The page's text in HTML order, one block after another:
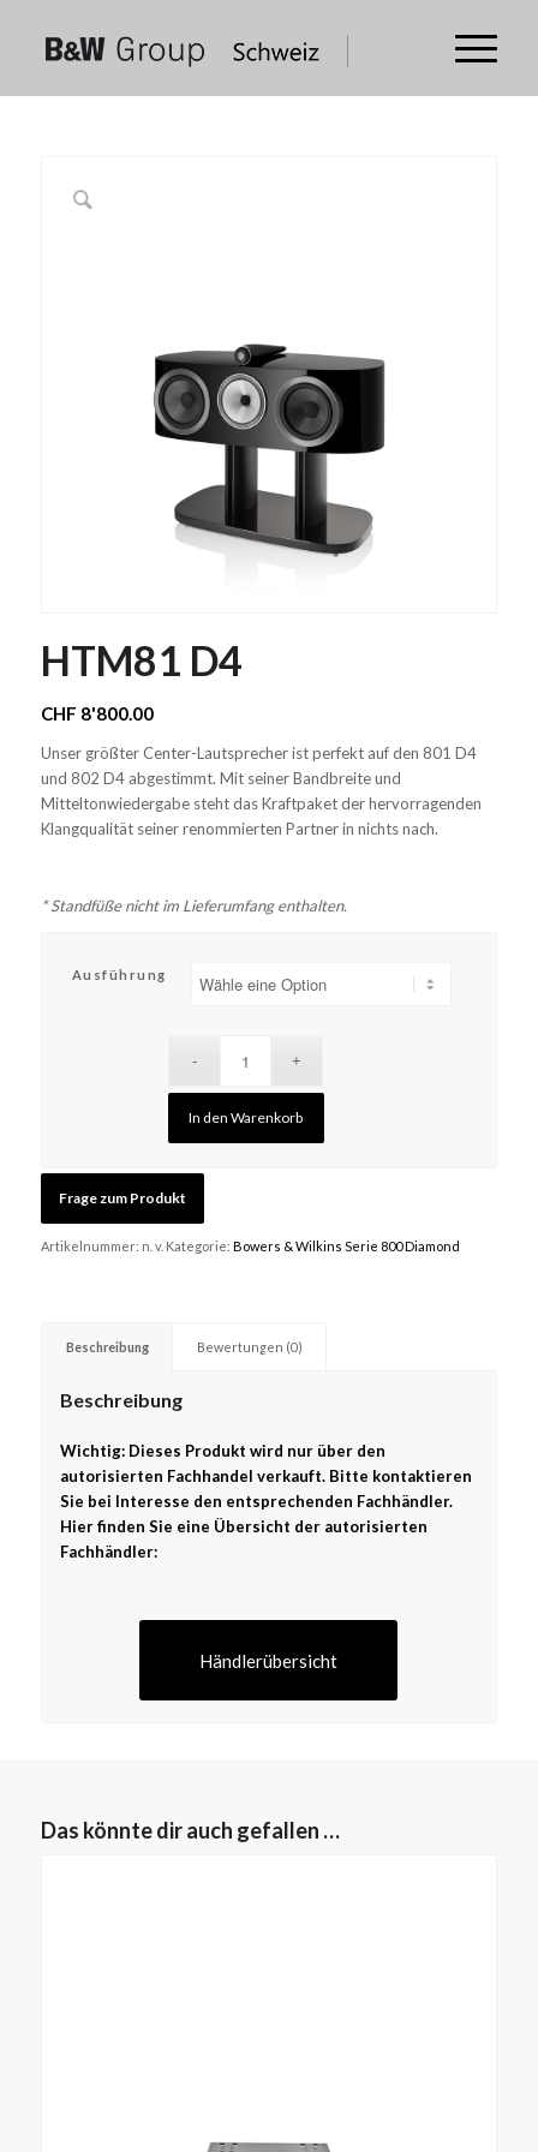
HTM81 D4
CHF 8'800.00
Unser größter Center-Lautsprecher ist perfekt auf den 801 D4
und 802 D4 abgestimmt. Mit seiner Bandbreite und
Mitteltonwiedergabe steht das Kraftpaket der hervorragenden
Klangqualität seiner renommierten Partner in nichts nach.
* Standfüße nicht im Lieferumfang enthalten.
Ausführung
In den Warenkorb
Artikelnummer: n. v. Kategorie: Bowers & Wilkins Serie 800 Diamond
Beschreibung Bewertungen (0)
Beschreibung
Wichtig: Dieses Produkt wird nur über den
autorisierten Fachhandel verkauft. Bitte kontaktieren
Sie bei Interesse den entsprechenden Fachhändler.
Hier finden Sie eine Übersicht der autorisierten
Fachhändler:
Händlerübersicht
Das könnte dir auch gefallen …